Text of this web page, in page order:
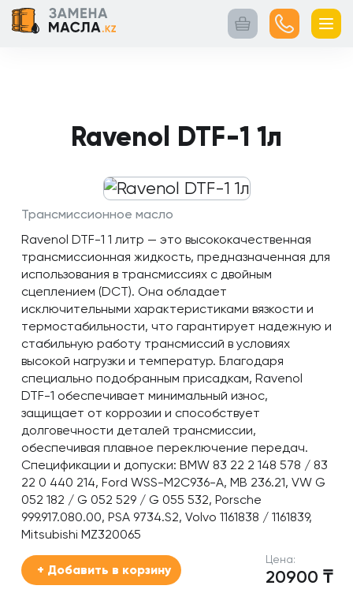
Главная
Контакты
Кейсы
Каталог
Услуги
Ravenol DTF-1 1л
Трансмиссионное масло
Ravenol DTF-1 1 литр — это высококачественная
трансмиссионная жидкость, предназначенная для
использования в трансмиссиях с двойным
сцеплением (DCT). Она обладает
исключительными характеристиками вязкости и
термостабильности, что гарантирует надежную и
стабильную работу трансмиссий в условиях
высокой нагрузки и температур. Благодаря
специально подобранным присадкам, Ravenol
DTF-1 обеспечивает минимальный износ,
защищает от коррозии и способствует
долговечности деталей трансмиссии,
обеспечивая плавное переключение передач.
Спецификации и допуски: BMW 83 22 2 148 578 / 83
22 0 440 214, Ford WSS-M2C936-A, MB 236.21, VW G
052 182 / G 052 529 / G 055 532, Porsche
999.917.080.00, PSA 9734.S2, Volvo 1161838 / 1161839,
Mitsubishi MZ320065
Цена:
20900 ₸
+ Добавить в корзину